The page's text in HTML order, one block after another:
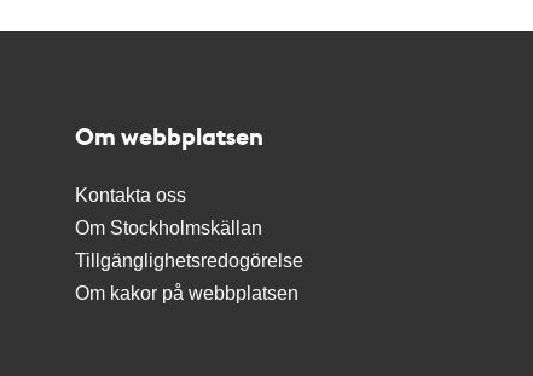
Om webbplatsen
Kontakta oss
Om Stockholmskällan
Tillgänglighetsredogörelse
Om kakor på webbplatsen